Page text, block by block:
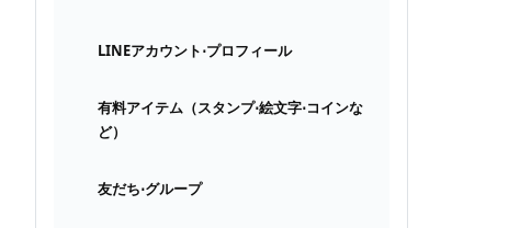
LINEアカウント⋅プロフィール
有料アイテム（スタンプ⋅絵文字⋅コインな
ど）
友だち⋅グループ